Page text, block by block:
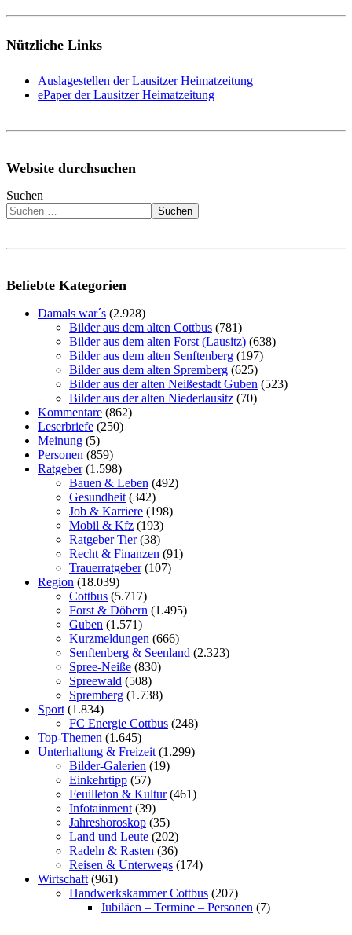
Nützliche Links
Auslagestellen der Lausitzer Heimatzeitung
ePaper der Lausitzer Heimatzeitung
Website durchsuchen
Suchen
Suchen
Beliebte Kategorien
Damals war´s (2.928)
Bilder aus dem alten Cottbus (781)
Bilder aus dem alten Forst (Lausitz) (638)
Bilder aus dem alten Senftenberg (197)
Bilder aus dem alten Spremberg (625)
Bilder aus der alten Neißestadt Guben (523)
Bilder aus der alten Niederlausitz (70)
Kommentare (862)
Leserbriefe (250)
Meinung (5)
Personen (859)
Ratgeber(1.598)
Bauen & Leben (492)
Gesundheit (342)
Job & Karriere (198)
Mobil & Kfz (193)
Ratgeber Tier(38)
Recht & Finanzen (91)
Trauerratgeber(107)
Region (18.039)
Cottbus (5.717)
Forst & Döbern (1.495)
Guben (1.571)
Kurzmeldungen (666)
Senftenberg & Seenland (2.323)
Spree-Neiße (830)
Spreewald (508)
Spremberg (1.738)
Sport (1.834)
FC Energie Cottbus (248)
Top-Themen (1.645)
Unterhaltung & Freizeit (1.299)
Bilder-Galerien (19)
Einkehrtipp (57)
Feuilleton & Kultur(461)
Infotainment (39)
Jahreshoroskop (35)
Land und Leute (202)
Radeln & Rasten (36)
Reisen & Unterwegs (174)
Wirtschaft (961)
Handwerkskammer Cottbus (207)
Jubiläen – Termine – Personen (7)